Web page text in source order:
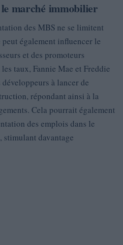
marché immobilier
des MBS ne se limitent
également influencer le
et des promoteurs
taux, Fannie Mae et Freddie
à lancer de
répondant ainsi à la
Cela pourrait également
des emplois dans le
stimulant davantage